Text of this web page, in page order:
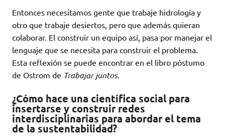
Entonces necesitamos gente que trabaje hidrología y
otro que trabaje desiertos, pero que además quieran
colaborar. El construir un equipo así, pasa por manejar el
lenguaje que se necesita para construir el problema.
Esta reflexión se puede encontrar en el libro póstumo
de Ostrom de Trabajar juntos.
¿Cómo hace una científica social para
insertarse y construir redes
interdisciplinarias para abordar el tema
de la sustentabilidad?